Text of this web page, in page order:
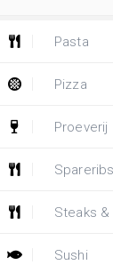
Pasta
Pizza
Proeverij
Spareribs
Steaks &
Sushi